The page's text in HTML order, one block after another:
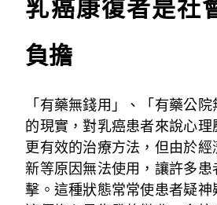
乳癌康復者是社
負擔
「有藥無錢用」、「有藥公
的現實，對乳癌患者來說心
更有效的治療方法，但由於
新等原因無法使用，讓許多
擊。這種狀態常常使患者疑